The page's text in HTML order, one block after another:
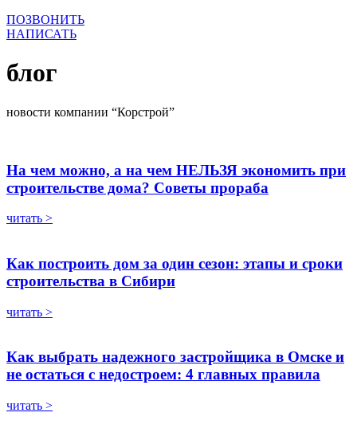
ПОЗВОНИТЬ
НАПИСАТЬ
блог
новости компании “Корстрой”
На чем можно, а на чем НЕЛЬЗЯ экономить при
строительстве дома? Советы прораба
читать >
Как построить дом за один сезон: этапы и сроки
строительства в Сибири
читать >
Как выбрать надежного застройщика в Омске и
не остаться с недостроем: 4 главных правила
читать >